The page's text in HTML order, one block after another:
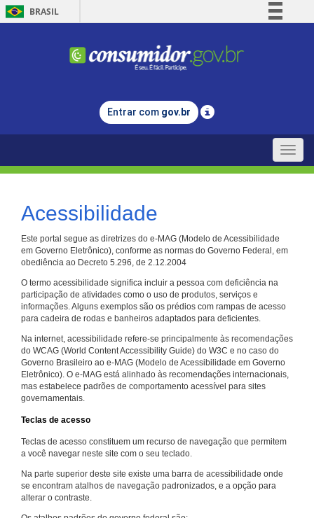
BRASIL
Comunica BR
Legislação
Entrar com gov.br
Toggle
Acessibilidade
Este portal segue as diretrizes do e-MAG (Modelo de Acessibilidade
em Governo Eletrônico), conforme as normas do Governo Federal, em
obediência ao Decreto 5.296, de 2.12.2004
O termo acessibilidade significa incluir a pessoa com deficiência na
participação de atividades como o uso de produtos, serviços e
informações. Alguns exemplos são os prédios com rampas de acesso
para cadeira de rodas e banheiros adaptados para deficientes.
Na internet, acessibilidade refere-se principalmente às recomendações
do WCAG (World Content Accessibility Guide) do W3C e no caso do
Governo Brasileiro ao e-MAG (Modelo de Acessibilidade em Governo
Eletrônico). O e-MAG está alinhado às recomendações internacionais,
mas estabelece padrões de comportamento acessível para sites
governamentais.
Teclas de acesso
Teclas de acesso constituem um recurso de navegação que permitem
a você navegar neste site com o seu teclado.
Na parte superior deste site existe uma barra de acessibilidade onde
se encontram atalhos de navegação padronizados, e a opção para
alterar o contraste.